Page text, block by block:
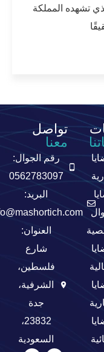
تشهده المملكة
تواصل
معنا
رقم الجوال:
0562783097
البريد:
العنوان:
شارع
فلسطين،
الشرفية،
جدة
23832،
السعودية